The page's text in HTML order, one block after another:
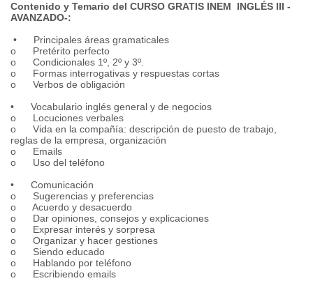
Contenido y Temario del CURSO GRATIS INEM INGLÉS III -
AVANZADO-:
• Principales áreas gramaticales
o Pretérito perfecto
o Condicionales 1º, 2º y 3º.
o Formas interrogativas y respuestas cortas
o Verbos de obligación
• Vocabulario inglés general y de negocios
o Locuciones verbales
o Vida en la compañía: descripción de puesto de trabajo,
reglas de la empresa, organización
o Emails
o Uso del teléfono
• Comunicación
o Sugerencias y preferencias
o Acuerdo y desacuerdo
o Dar opiniones, consejos y explicaciones
o Expresar interés y sorpresa
o Organizar y hacer gestiones
o Siendo educado
o Hablando por teléfono
o Escribiendo emails